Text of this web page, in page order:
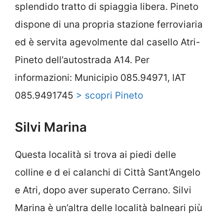
splendido tratto di spiaggia libera. Pineto
dispone di una propria stazione ferroviaria
ed è servita agevolmente dal casello Atri-
Pineto dell’autostrada A14. Per
informazioni: Municipio 085.94971, IAT
085.9491745 > scopri Pineto
Silvi Marina
Questa località si trova ai piedi delle
colline e d ei calanchi di Città Sant’Angelo
e Atri, dopo aver superato Cerrano. Silvi
Marina è un’altra delle località balneari più